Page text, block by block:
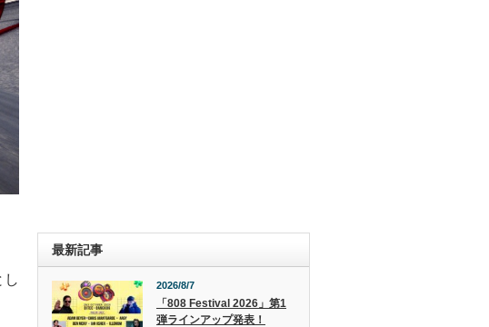
し
最新記事
2026/8/7
「808 Festival 2026」第1
弾ラインアップ発表！